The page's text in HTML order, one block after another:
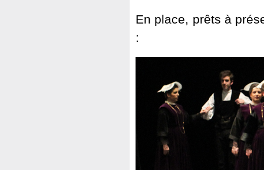
En place, prêts à
: